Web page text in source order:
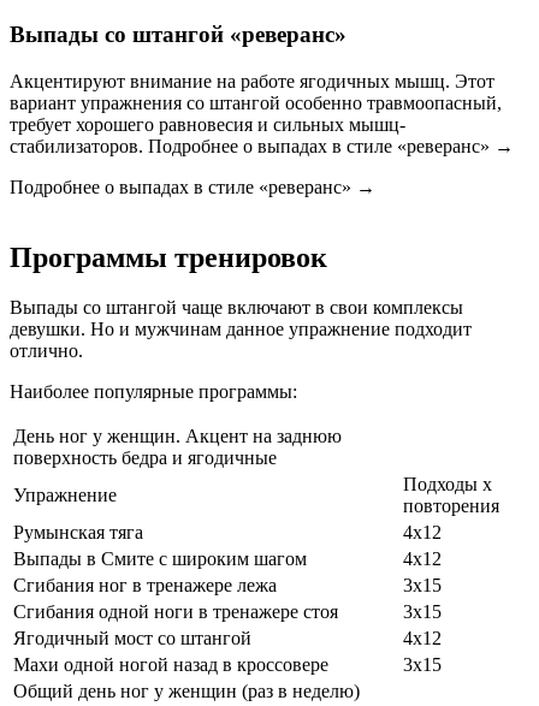
Выпады со штангой «реверанс»
Акцентируют внимание на работе ягодичных мышц. Этот
вариант упражнения со штангой особенно травмоопасный,
требует хорошего равновесия и сильных мышц-
стабилизаторов. Подробнее о выпадах в стиле «реверанс» →
Подробнее о выпадах в стиле «реверанс» →
Программы тренировок
Выпады со штангой чаще включают в свои комплексы
девушки. Но и мужчинам данное упражнение подходит
отлично.
Наиболее популярные программы:
День ног у женщин. Акцент на заднюю
поверхность бедра и ягодичные
Упражнение
Подходы х
повторения
Румынская тяга
4х12
Выпады в Смите с широким шагом
4х12
Сгибания ног в тренажере лежа
3х15
Сгибания одной ноги в тренажере стоя
3х15
Ягодичный мост со штангой
4х12
Махи одной ногой назад в кроссовере
3х15
Общий день ног у женщин (раз в неделю)